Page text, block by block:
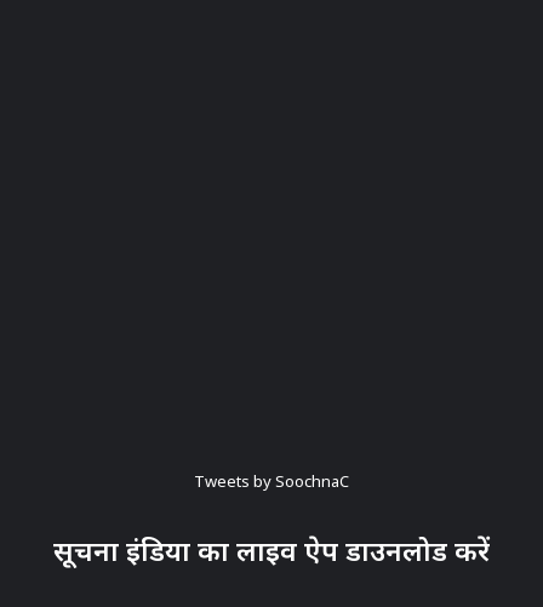
Tweets by SoochnaC
सूचना इंडिया का लाइव ऐप डाउनलोड करें